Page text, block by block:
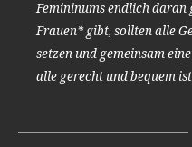
Femininums endlich daran
Frauen* gibt, sollten alle
setzen und gemeinsam
alle gerecht und bequem